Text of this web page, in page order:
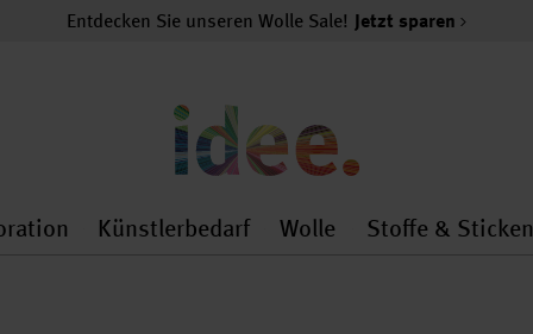
Entdecken Sie unseren Wolle Sale! Jetzt sparen
general.openMenu
Dekoration general.openMenu
Künstlerbedarf
Künstlerbedarf
Wolle
Wolle
Stoffe & Sticken